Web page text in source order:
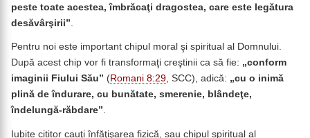
peste toate acestea, îmbrăcaţi dragostea, care este legătura
desăvârşirii”
Pentru noi este important chipul moral şi spiritual al Domnului.
După acest chip vor fi transformaţi creştinii ca să fie: „conform
imaginii Fiului Său” (Romani 8:29, SCC), adică: „cu o inimă
plină de îndurare, cu bunătate, smerenie, blândeţe,
îndelungă-răbdare”.
Iubite cititor cauţi înfăţişarea fizică, sau chipul spiritual al